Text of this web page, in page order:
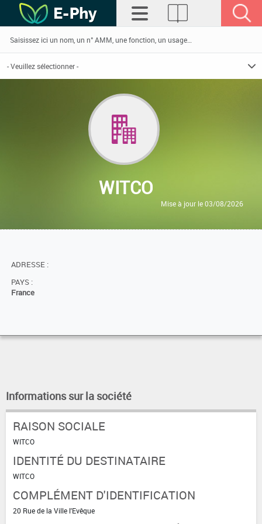
WITCO
Mise à jour le 03/08/2026
ADRESSE :
PAYS :
France
Informations sur la société
RAISON SOCIALE
WITCO
IDENTITÉ DU DESTINATAIRE
WITCO
COMPLÉMENT D'IDENTIFICATION
20 Rue de la Ville l'Evêque